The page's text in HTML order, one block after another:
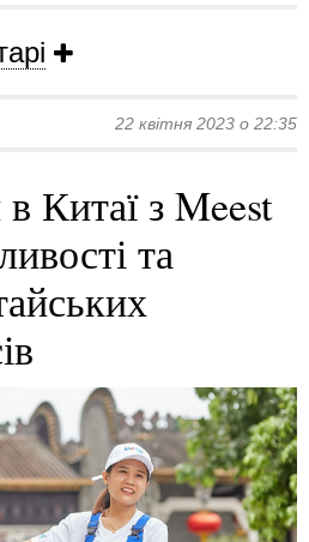
22 квітня 2023 о 22:35
Китаї з Meest
та